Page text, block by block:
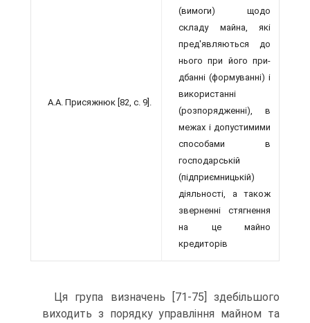
А.А. Присяжнюк [82, с. 9].
(вимоги) щодо
складу майна, які
пред'являються до
нього при його при­
дбанні (формуванні) і
використанні
(розпорядженні), в
межах і допустими­ми
способами в
господарській
(підпри­ємницькій)
діяльності, а також
звернен­ні стягнення
на це майно
кредиторів
Ця група визначень [71-75] здебільшого
виходить з порядку управління майном та